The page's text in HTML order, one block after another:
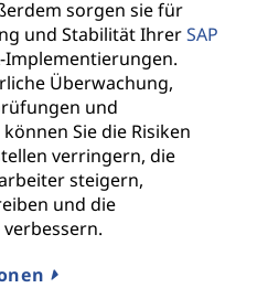
sorgen sie für
und Stabilität IhrerSAP
Implementierungen.
Überwachung,
und
Sie die Risiken
verringern, die
steigern,
und die